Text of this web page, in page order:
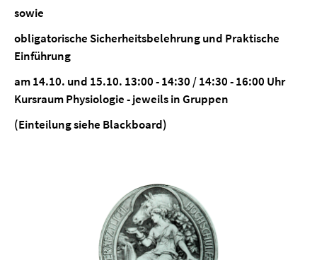
sowie
obligatorische Sicherheitsbelehrung und Praktische
Einführung
am 14.10. und 15.10. 13:00 - 14:30 / 14:30 - 16:00 Uhr
Kursraum Physiologie - jeweils in Gruppen
(Einteilung siehe Blackboard)